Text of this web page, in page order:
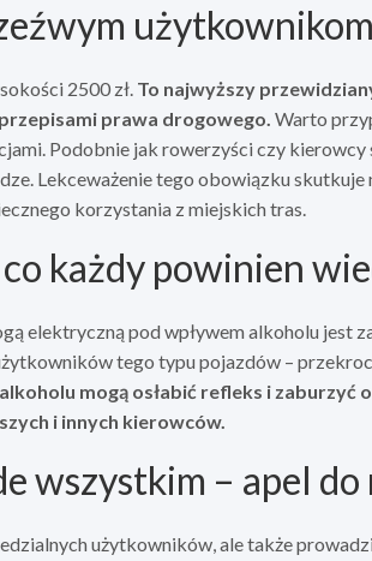
2500 zł. To najwyższy
prawa drogowego. Warto
Podobnie jak rowerzyści czy
Lekceważenie tego obowiązku
korzystania z miejskich tras.
każdy powinien
elektryczną pod wpływem alkoholu jest
tego typu pojazdów –
mogą osłabić refleks i zaburzyć
i innych kierowców.
wszystkim – apel
użytkowników, ale także